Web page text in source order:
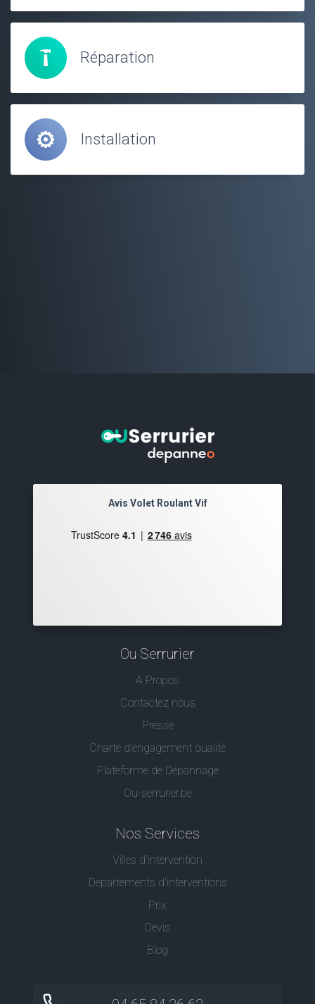
Réparation
Installation
Avis Volet Roulant Vif
Ou Serrurier
A Propos
Contactez nous
Presse
Charte d’engagement qualité
Plateforme de Dépannage
Ou-serrurier.be
Nos Services
Villes d'intervention
Départements d'interventions
Prix
Devis
Blog